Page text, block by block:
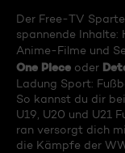
Der Free-TV
spannende
Anime-Filme und
One Piece oder
Ladung Sport:
So kannst du dir
U19, U20 und U21
ran versorgt dich
die Kämpfe der